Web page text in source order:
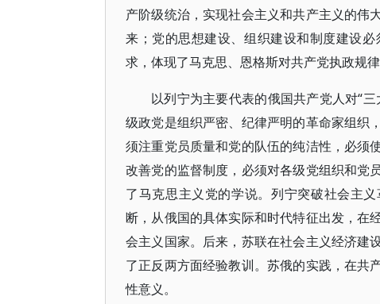
产阶级统治，实现社会主义和共产主义的伟
来；党的思想建设、组织建设和制度建设
求，体现了马克思、恩格斯对共产党执政规律
以列宁为主要代表的俄国共产党人对“
级政党是组织严密、纪律严明的革命家组织
须注重党员质量和党的队伍的纯洁性，必须
改善党的监督制度，必须对各级党组织和党
了马克思主义党的学说。列宁突破社会主
断，从俄国的具体实际和时代特征出发，在
会主义国家。后来，苏联在社会主义经济建
了正反两方面经验教训。苏俄的实践，在共
性意义。